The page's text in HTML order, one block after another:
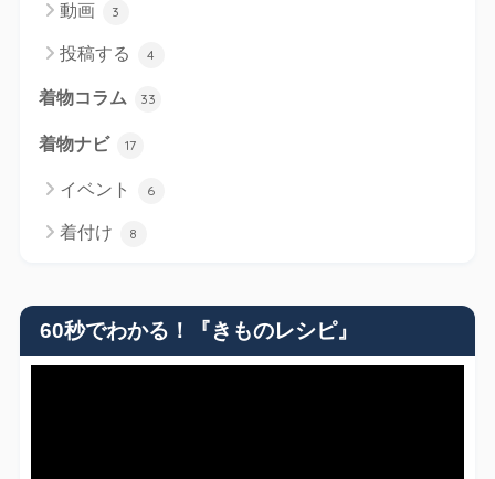
動画 3
投稿する 4
着物コラム 33
着物ナビ 17
イベント 6
着付け 8
60秒でわかる！『きものレシピ』